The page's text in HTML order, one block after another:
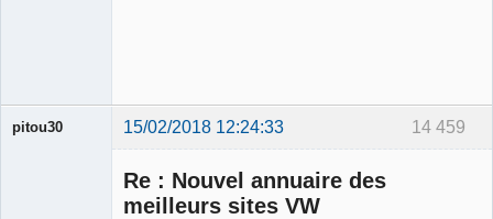
14 459
pitou30 15/02/2018 12:24:33
Re : Nouvel annuaire des
meilleurs sites VW